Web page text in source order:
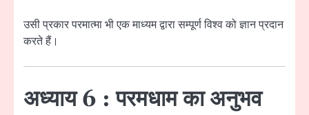
उसी प्रकार परमात्मा भी एक माध्यम द्वारा सम्पूर्ण विश्व को ज्ञान प्रदान
करते हैं।
अध्याय 6 : परमधाम का अनुभव